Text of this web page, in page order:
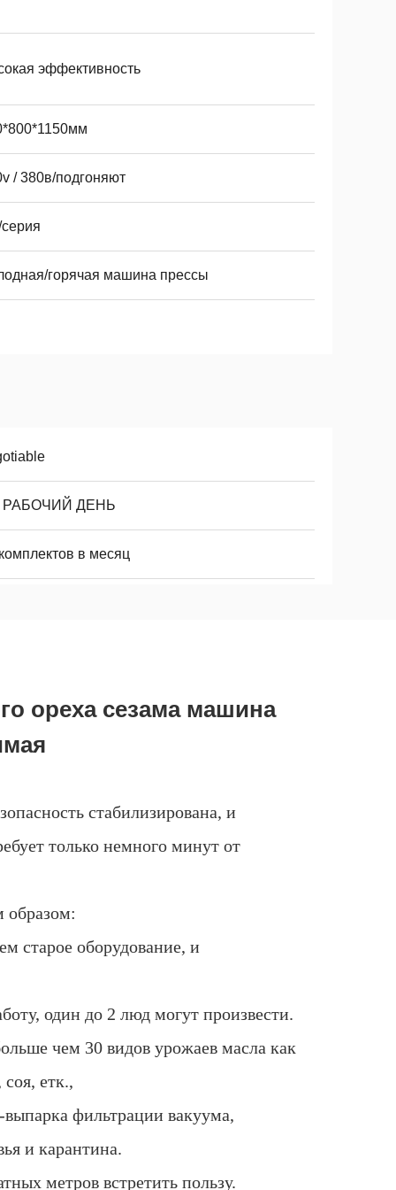
эффективность
/ 380в/подгоняют
серия
горячая машина прессы
РАБОЧИЙ ДЕНЬ
в месяц
ореха сезама машина
стабилизирована, и
только немного минут от
образом:
старое оборудование, и
один до 2 люд могут произвести.
чем 30 видов урожаев масла как
етк.,
фильтрации вакуума,
и карантина.
метров встретить пользу.